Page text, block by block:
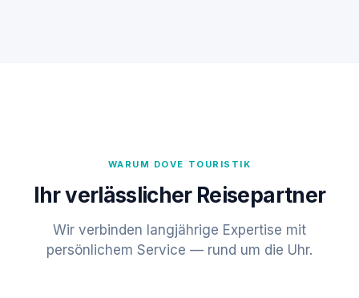
WARUM DOVE TOURISTIK
Ihr verlässlicher Reisepartner
Wir verbinden langjährige Expertise mit
persönlichem Service — rund um die Uhr.